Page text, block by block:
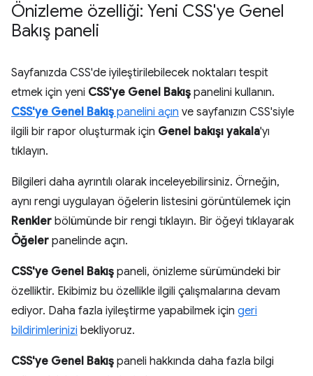
Önizleme özelliği: Yeni CSS'ye Genel
Bakış paneli
Sayfanızda CSS'de iyileştirilebilecek noktaları tespit
etmek için yeni CSS'ye Genel Bakış panelini kullanın.
CSS'ye Genel Bakış panelini açın ve sayfanızın CSS'siyle
ilgili bir rapor oluşturmak için Genel bakışı yakala'yı
tıklayın.
Bilgileri daha ayrıntılı olarak inceleyebilirsiniz. Örneğin,
aynı rengi uygulayan öğelerin listesini görüntülemek için
Renkler bölümünde bir rengi tıklayın. Bir öğeyi tıklayarak
Öğeler panelinde açın.
CSS'ye Genel Bakış paneli, önizleme sürümündeki bir
özelliktir. Ekibimiz bu özellikle ilgili çalışmalarına devam
ediyor. Daha fazla iyileştirme yapabilmek için geri
bildirimlerinizi bekliyoruz.
CSS'ye Genel Bakış paneli hakkında daha fazla bilgi